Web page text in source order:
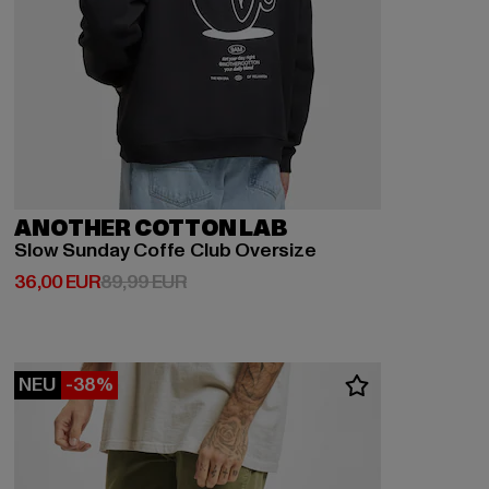
ANOTHER COTTON LAB
Slow Sunday Coffe Club Oversize
36,00 EUR
Derzeitiger Preis: 36,00 EUR
89,99 EURAktionspreis: 89,99 EUR
NEU -38%